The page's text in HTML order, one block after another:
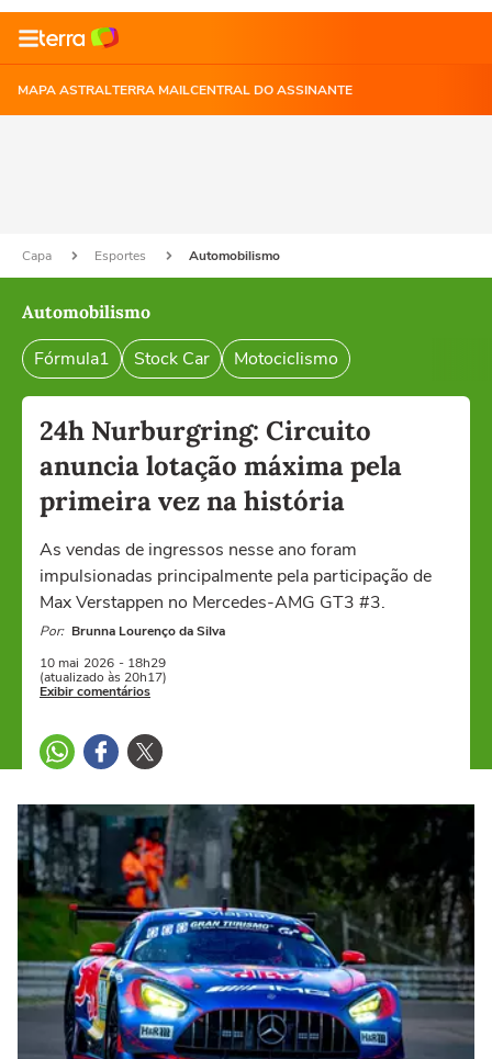
MAPA ASTRALTERRA MAILCENTRAL DO ASSINANTE
Capa Esportes Automobilismo
Automobilismo
Fórmula1 Stock Car Motociclismo
24h Nurburgring: Circuito
anuncia lotação máxima pela
primeira vez na história
As vendas de ingressos nesse ano foram
impulsionadas principalmente pela participação de
Max Verstappen no Mercedes-AMG GT3 #3.
Por: Brunna Lourenço da Silva
10 mai 2026 - 18h29
(atualizado às 20h17)
Exibir comentários